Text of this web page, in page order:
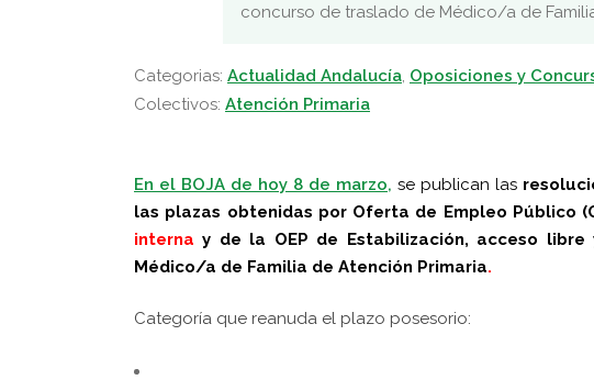
concurso de traslado de Médico/a de
Categorias: Actualidad Andalucía Oposiciones y
Colectivos: Atención Primaria
En el BOJA de hoy 8 de marzo, se publican las
las plazas obtenidas por Oferta de Empleo Público
interna y de la OEP de Estabilización, acceso libre
Médico/a de Familia de Atención Primaria.
Categoría que reanuda el plazo posesorio: